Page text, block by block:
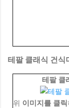
테팔 클래식 건식
테팔 클
위 이미지를 클릭